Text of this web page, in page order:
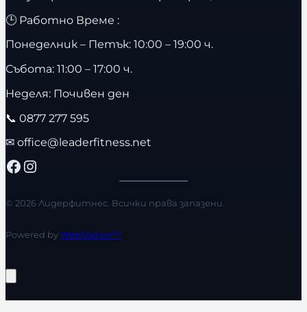
🕒 Работно Време :
Понеделник – Петък: 10:00 – 19:00 ч.
Събота: 11:00 – 17:00 ч.
Неделя: Почивен ден
📞 0877 277 595
✉ office@leaderfitness.net
Facebook Instagram
© 2026 Лидерфитнес. Всички права запазени.
Powered byWebStation™